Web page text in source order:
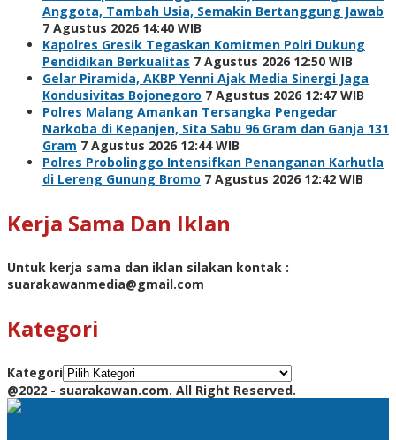
Anggota, Tambah Usia, Semakin Bertanggung Jawab
7 Agustus 2026 14:40 WIB
Kapolres Gresik Tegaskan Komitmen Polri Dukung
Pendidikan Berkualitas 7 Agustus 2026 12:50 WIB
Gelar Piramida, AKBP Yenni Ajak Media Sinergi Jaga
Kondusivitas Bojonegoro 7 Agustus 2026 12:47 WIB
Polres Malang Amankan Tersangka Pengedar
Narkoba di Kepanjen, Sita Sabu 96 Gram dan Ganja 131
Gram 7 Agustus 2026 12:44 WIB
Polres Probolinggo Intensifkan Penanganan Karhutla
di Lereng Gunung Bromo 7 Agustus 2026 12:42 WIB
Kerja Sama Dan Iklan
Untuk kerja sama dan iklan silakan kontak :
suarakawanmedia@gmail.com
Kategori
Kategori
@2022 - suarakawan.com. All Right Reserved.